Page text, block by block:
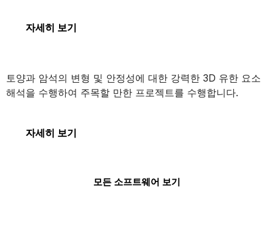
자세히 보기
PLAXIS 3D
토양과 암석의 변형 및 안정성에 대한 강력한 3D 유한 요소
해석을 수행하여 주목할 만한 프로젝트를 수행합니다.
자세히 보기
모든 소프트웨어 보기